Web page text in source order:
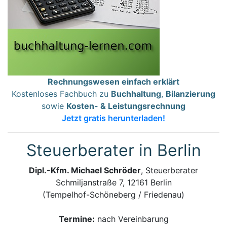
Rechnungswesen einfach erklärt
Kostenloses Fachbuch zu Buchhaltung, Bilanzierung
sowie Kosten- & Leistungsrechnung
Jetzt gratis herunterladen!
Steuerberater in Berlin
Dipl.-Kfm. Michael Schröder, Steuerberater
Schmiljanstraße 7, 12161 Berlin
(Tempelhof-Schöneberg / Friedenau)
Termine: nach Vereinbarung